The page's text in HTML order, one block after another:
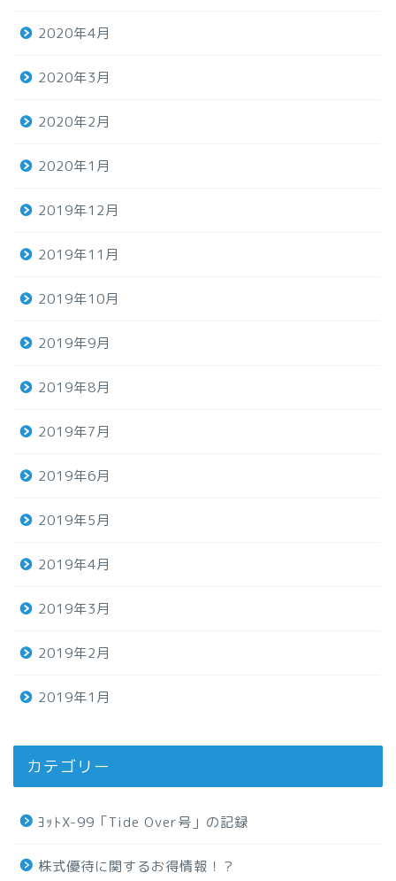
2020年4月
2020年3月
2020年2月
2020年1月
2019年12月
2019年11月
2019年10月
2019年9月
2019年8月
2019年7月
2019年6月
2019年5月
2019年4月
2019年3月
2019年2月
2019年1月
カテゴリー
ﾖｯﾄX-99「Tide Over号」の記録
株式優待に関するお得情報！？